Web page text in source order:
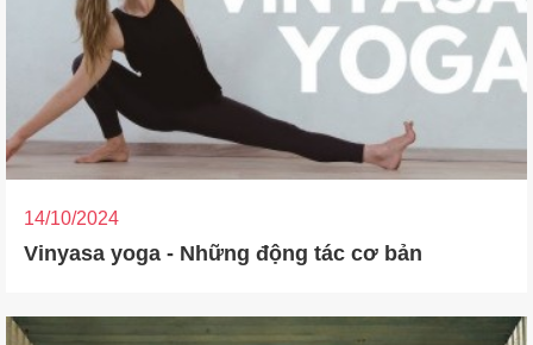
14/10/2024
Vinyasa yoga - Những động tác cơ bản